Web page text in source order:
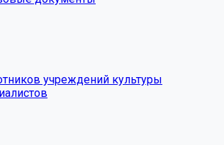
учреждений культуры